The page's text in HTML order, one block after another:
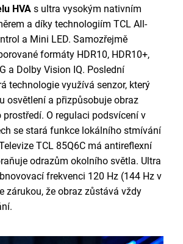
HVA s ultra vysokým nativním
a díky technologiím TCL All-
a Mini LED. Samozřejmě
formáty HDR10, HDR10+,
a Dolby Vision IQ. Poslední
technologie využívá senzor, který
osvětlení a přizpůsobuje obraz
O regulaci podsvícení v
se stará funkce lokálního stmívání
TCL 85Q6C má antireflexní
odrazům okolního světla. Ultra
frekvenci 120 Hz (144 Hz v
zárukou, že obraz zůstává vždy